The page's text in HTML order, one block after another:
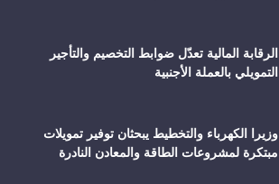
الرقابة المالية تعدّل ضوابط التخصيم والتأجير
التمويلي بالعملة الأجنبية
وزيرا الكهرباء والتخطيط يبحثان توفير تمويلات
مبتكرة لمشروعات الطاقة والمعادن النادرة